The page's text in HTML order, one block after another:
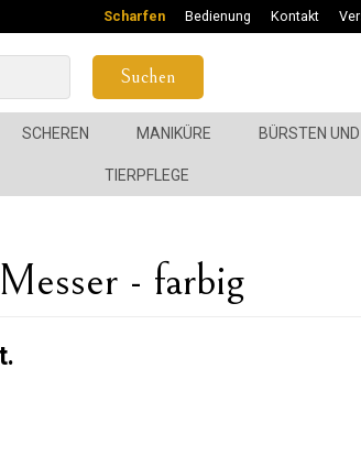
Scharfen Bedienung Kontakt
Suchen
SCHEREN MANIKÜRE BÜRSTEN
TIERPFLEGE
- farbig